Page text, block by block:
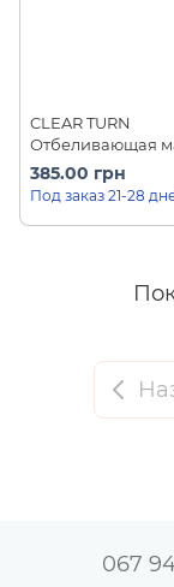
CLEAR TURN
Отбеливающая
гиалуроновой
плюс экстракты
White Mask HA (5
385.00 грн
Под заказ 21-28
067